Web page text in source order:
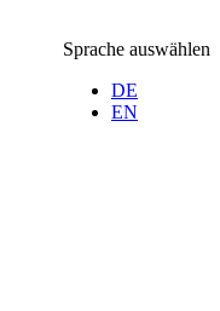
Sprache auswählen
DE
EN